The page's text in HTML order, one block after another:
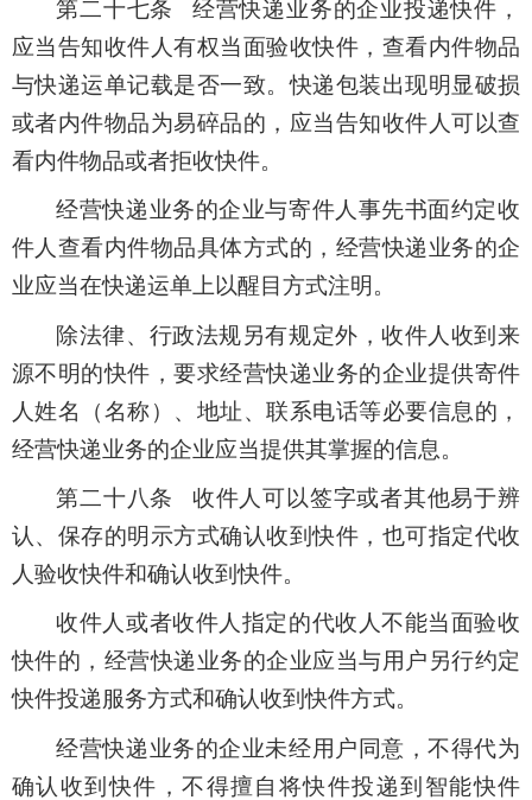
第二十七条 经营快递业务的企业投递快件，
应当告知收件人有权当面验收快件，查看内件物品
与快递运单记载是否一致。快递包装出现明显破损
或者内件物品为易碎品的，应当告知收件人可以查
看内件物品或者拒收快件。
经营快递业务的企业与寄件人事先书面约定收
件人查看内件物品具体方式的，经营快递业务的企
业应当在快递运单上以醒目方式注明。
除法律、行政法规另有规定外，收件人收到来
源不明的快件，要求经营快递业务的企业提供寄件
人姓名（名称）、地址、联系电话等必要信息的，
经营快递业务的企业应当提供其掌握的信息。
第二十八条 收件人可以签字或者其他易于辨
认、保存的明示方式确认收到快件，也可指定代收
人验收快件和确认收到快件。
收件人或者收件人指定的代收人不能当面验收
快件的，经营快递业务的企业应当与用户另行约定
快件投递服务方式和确认收到快件方式。
经营快递业务的企业未经用户同意，不得代为
确认收到快件，不得擅自将快件投递到智能快件